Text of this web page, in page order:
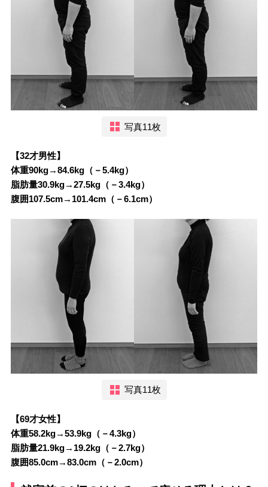
写真11枚
【32才男性】
体重90kg→84.6kg（－5.4kg）
脂肪量30.9kg→27.5kg（－3.4kg）
腹囲107.5cm→101.4cm（－6.1cm）
写真11枚
【69才女性】
体重58.2kg→53.9kg（－4.3kg）
脂肪量21.9kg→19.2kg（－2.7kg）
腹囲85.0cm→83.0cm（－2.0cm）